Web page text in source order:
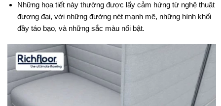
Những họa tiết này thường được lấy cảm hứng từ nghệ thuật
đương đại, với những đường nét mạnh mẽ, những hình khối
đầy táo bạo, và những sắc màu nổi bật.